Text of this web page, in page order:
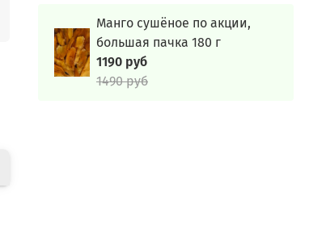
Манго сушёное по акции,
большая пачка 180 г
1190 руб
1490 руб